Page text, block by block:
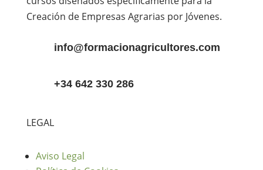
Creación de Empresas Agrarias por Jóvenes.
info@formacionagricultores.com
+34 642 330 286
LEGAL
Aviso Legal